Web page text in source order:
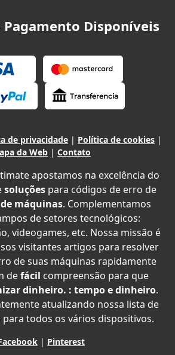
Disponíveis
de privacidade | Política de cookies |
da Web | Contato
apostamos na excelência do
soluções para códigos de erro de
máquinas. Complementamos
de setores tecnológicos:
videogames, etc. Nossa missão é
visitantes artigos para resolver
de suas máquinas rapidamente
defácil compreensão para que
dinheiro. : tempo e dinheiro.
atualizando nossa lista de
todos os vários dispositivos.
| Pinterest